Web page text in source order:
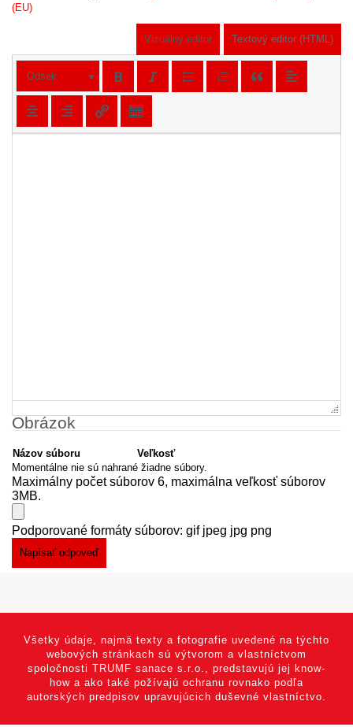
(EU)
Vizuálny editor Textový editor (HTML)
Odsek
Obrázok
Názov súboru
Veľkosť
Momentálne nie sú nahrané žiadne súbory.
Maximálny počet súborov 6, maximálna veľkosť súborov
3MB.
Podporované formáty súborov: gif jpeg jpg png
Všetky údaje, najmä texty a fotografie uvedené na týchto
webových stránkach sú výtvorom a vlastníctvom
spoločnosti TRUMF sanace s.r.o., predstavujú jej know-
how a ako také požívajú ochranu rovnako podľa
autorských predpisov upravujúcich duševné vlastníctvo.